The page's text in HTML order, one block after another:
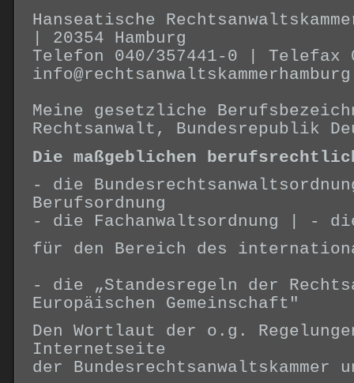
Hanseatische
| 20354 Hamburg
Telefon 040/357441-0 | Telefax
Meine gesetzliche
Rechtsanwalt, Bundesrepublik
Die maßgeblichen
- die
Berufsordnung
- die Fachanwaltsordnung | - die
für den Bereich des
- die „Standesregeln der
Europäischen Gemeinschaft"
Den Wortlaut der o.g.
Internetseite
der Bundesrechtsanwaltskammer